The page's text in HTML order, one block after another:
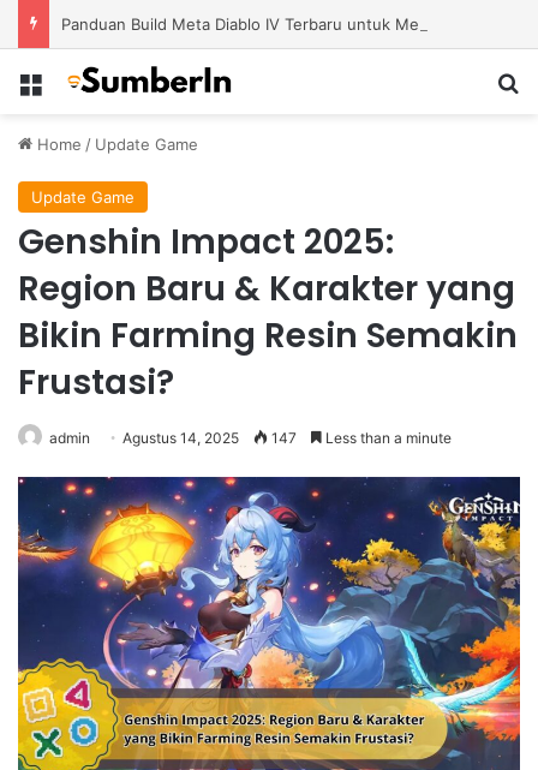
Menu
Home / Update Game
Update Game
Genshin Impact 2025:
Region Baru & Karakter yang
Bikin Farming Resin Semakin
Frustasi?
admin Agustus 14, 2025 147 Less than a minute